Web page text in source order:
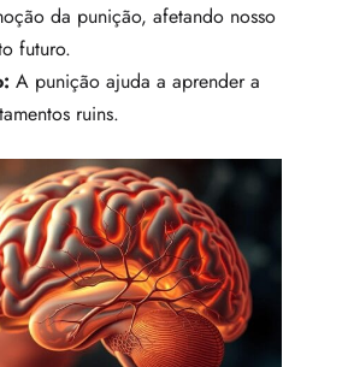
da punição, afetando nosso
futuro.
A punição ajuda a aprender a
ruins.